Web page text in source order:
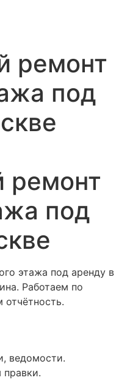
ремонт
под
ремонт
под
этажа под аренду в
Работаем по
отчётность.
ведомости.
правки.